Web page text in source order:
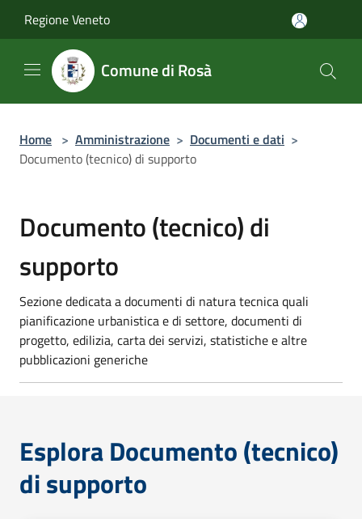
Regione Veneto
Comune di Rosà
Home > Amministrazione > Documenti e dati >
Documento (tecnico) di supporto
Documento (tecnico) di
supporto
Sezione dedicata a documenti di natura tecnica quali
pianificazione urbanistica e di settore, documenti di
progetto, edilizia, carta dei servizi, statistiche e altre
pubblicazioni generiche
Esplora Documento (tecnico)
di supporto